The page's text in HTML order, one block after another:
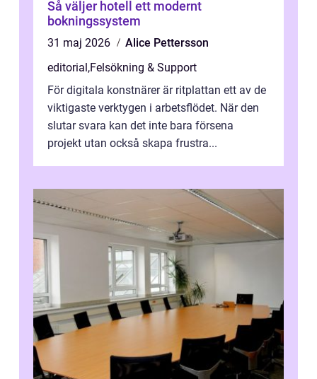
Så väljer hotell ett modernt
bokningssystem
31 maj 2026
Alice Pettersson
editorial,Felsökning & Support
För digitala konstnärer är ritplattan ett av de
viktigaste verktygen i arbetsflödet. När den
slutar svara kan det inte bara försena
projekt utan också skapa frustra...